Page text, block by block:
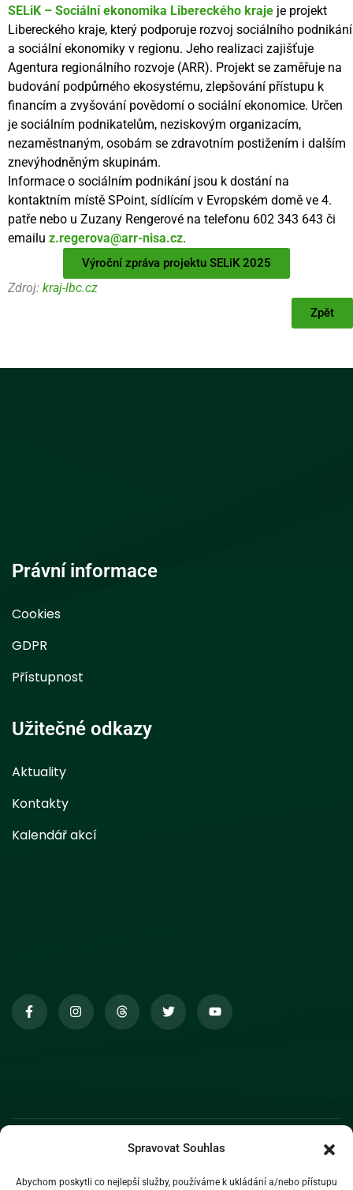
Spravovat Souhlas
Abychom poskytli co nejlepší služby, používáme k ukládání a/nebo přístupu
SELiK – Sociální ekonomika Libereckého kraje je projekt
Libereckého kraje, který podporuje rozvoj sociálního podnikání
a sociální ekonomiky v regionu. Jeho realizaci zajišťuje
Agentura regionálního rozvoje (ARR). Projekt se zaměřuje na
budování podpůrného ekosystému, zlepšování přístupu k
financím a zvyšování povědomí o sociální ekonomice. Určen
je sociálním podnikatelům, neziskovým organizacím,
nezaměstnaným, osobám se zdravotním postižením i dalším
znevýhodněným skupinám.
Informace o sociálním podnikání jsou k dostání na
kontaktním místě SPoint, sídlícím v Evropském domě ve 4.
patře nebo u Zuzany Rengerové na telefonu 602 343 643 či
emailu z.regerova@arr-nisa.cz.
Výroční zpráva projektu SELiK 2025
Zdroj: kraj-lbc.cz
Zpět
Právní informace
Cookies
GDPR
Přístupnost
Užitečné odkazy
Aktuality
Kontakty
Kalendář akcí